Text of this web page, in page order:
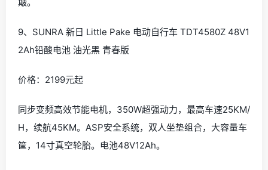
9、SUNRA 新日 Little Pake 电动自行车 TDT4580Z 48V1
2Ah铅酸电池 油光黑 青春版
价格：2199元起
同步变频高效节能电机，350W超强动力，最高车速25KM/
H，续航45KM。ASP安全系统，双人坐垫组合，大容量车
筐，14寸真空轮胎。电池48V12Ah。